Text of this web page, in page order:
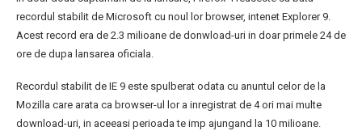
recordul stabilit de Microsoft cu noul lor browser, intenet Explorer 9.
Acest record era de 2.3 milioane de donwload-uri in doar primele 24 de
ore de dupa lansarea oficiala.
Recordul stabilit de IE 9 este spulberat odata cu anuntul celor de la
Mozilla care arata ca browser-ul lor a inregistrat de 4 ori mai multe
download-uri, in aceeasi perioada te imp ajungand la 10 milioane.